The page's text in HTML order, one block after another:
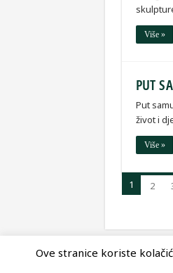
Više »
PUT
Put
život i
Više »
1 2
Ove stranice koriste